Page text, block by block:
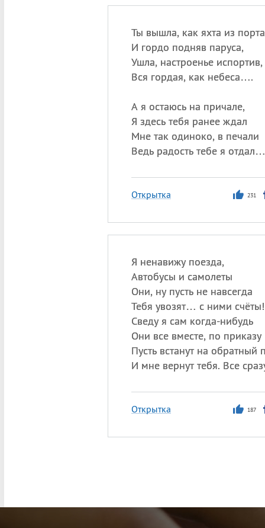
Ты вышла, как яхта из порта
И гордо подняв паруса,
Ушла, настроенье испортив,
Вся гордая, как небеса….
А я остаюсь на причале,
Я здесь тебя ранее ждал
Мне так одиноко, в печали
Ведь радость тебе я отдал…
Открытка 231
Я ненавижу поезда,
Автобусы и самолеты
Они, ну пусть не навсегда
Тебя увозят… с ними счёты!
Сведу я сам когда-нибудь
Они все вместе, по приказу
Пусть встанут на обратный
И мне вернут тебя. Все
Открытка 187